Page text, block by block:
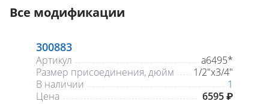
Все модификации
300883
Артикул
а6495*
Размер присоединения, дюйм
1/2"х3/4"
В наличии
1
Цена
6595 ₽